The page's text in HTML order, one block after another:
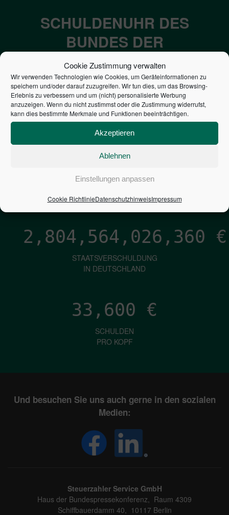
Cookie Zustimmung verwalten
Wir verwenden Technologien wie Cookies, um Geräteinformationen zu
speichern und/oder darauf zuzugreifen. Wir tun dies, um das Browsing-
Erlebnis zu verbessern und um (nicht) personalisierte Werbung
anzuzeigen. Wenn du nicht zustimmst oder die Zustimmung widerrufst,
kann dies bestimmte Merkmale und Funktionen beeinträchtigen.
Akzeptieren
Ablehnen
Einstellungen anpassen
Cookie RichtlinieDatenschutzhinweisImpressum
SCHULDENUHR DES
BUNDES DER
STEUERZAHLER
7,052€
NEUVERSCHULDUNG
PRO SEKUNDE
1,601
ZINSEN
PRO SEKUNDE
2,804,564,027,206 €
STAATSVERSCHULDUNG
IN DEUTSCHLAND
33,600 €
SCHULDEN
PRO KOPF
Und besuchen Sie uns auch gerne in den sozialen
Medien:
Steuerzahler Service GmbH
Haus der Bundespressekonferenz, Raum 4309
Schiffbauerdamm 40, 10117 Berlin